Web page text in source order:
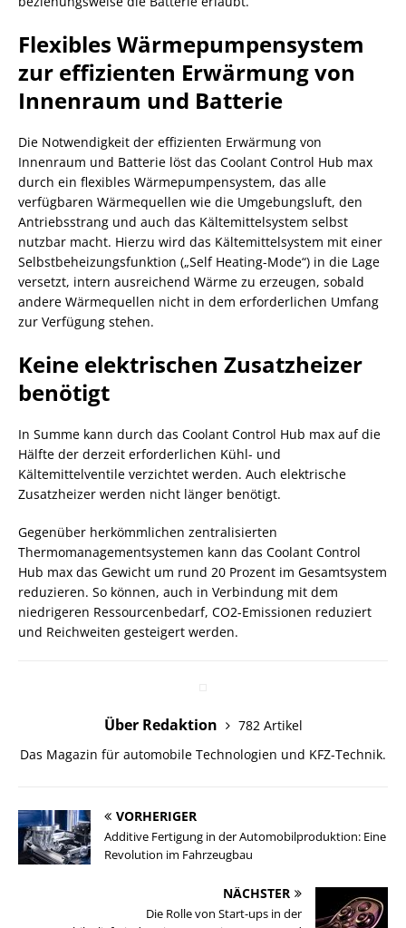
Flexibles Wärmepumpensystem
zur effizienten Erwärmung von
Innenraum und Batterie
Die Notwendigkeit der effizienten Erwärmung von
Innenraum und Batterie löst das Coolant Control Hub max
durch ein flexibles Wärmepumpensystem, das alle
verfügbaren Wärmequellen wie die Umgebungsluft, den
Antriebsstrang und auch das Kältemittelsystem selbst
nutzbar macht. Hierzu wird das Kältemittelsystem mit einer
Selbstbeheizungsfunktion („Self Heating-Mode“) in die Lage
versetzt, intern ausreichend Wärme zu erzeugen, sobald
andere Wärmequellen nicht in dem erforderlichen Umfang
zur Verfügung stehen.
Keine elektrischen Zusatzheizer
benötigt
In Summe kann durch das Coolant Control Hub max auf die
Hälfte der derzeit erforderlichen Kühl- und
Kältemittelventile verzichtet werden. Auch elektrische
Zusatzheizer werden nicht länger benötigt.
Gegenüber herkömmlichen zentralisierten
Thermomanagementsystemen kann das Coolant Control
Hub max das Gewicht um rund 20 Prozent im Gesamtsystem
reduzieren. So können, auch in Verbindung mit dem
niedrigeren Ressourcenbedarf, CO2-Emissionen reduziert
und Reichweiten gesteigert werden.
Über Redaktion
782 Artikel
Das Magazin für automobile Technologien und KFZ-Technik.
VORHERIGER
Additive Fertigung in der Automobilproduktion: Eine
Revolution im Fahrzeugbau
NÄCHSTER
Die Rolle von Start-ups in der